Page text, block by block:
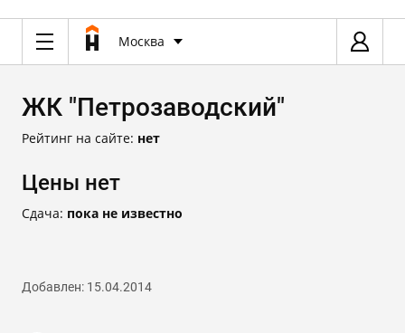
Москва
ЖК "Петрозаводский"
Рейтинг на сайте: нет
Цены нет
Сдача: пока не известно
Добавлен: 15.04.2014